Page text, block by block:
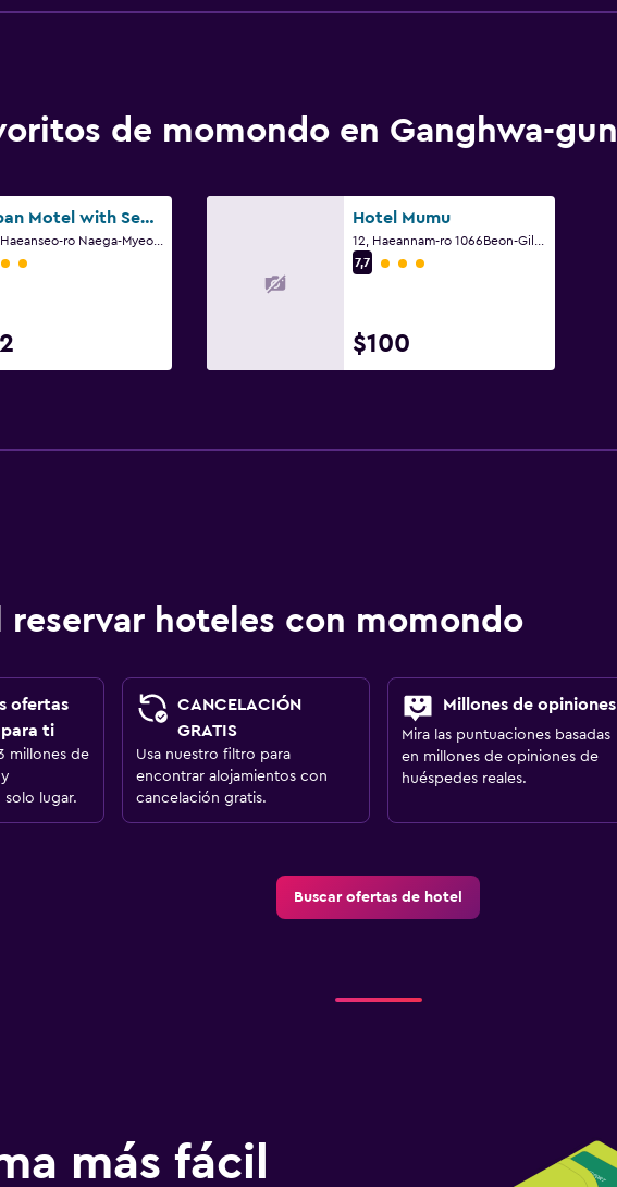
de momondo en Ganghwa-gun
Saipan Motel with Sea View
1011, Haeanseo-ro Naega-Myeon, Ganghwa-gun
Categoría 2
Hotel Mumu
7,7
Categoría 3
$100
reservar hoteles con momondo
ofertas
ti
millones de
solo lugar.
CANCELACIÓN
GRATIS
Usa nuestro filtro para
encontrar alojamientos con
cancelación gratis.
Millones de opiniones
Mira las puntuaciones basadas
en millones de opiniones de
huéspedes reales.
Buscar ofertas de hotel
más fácil